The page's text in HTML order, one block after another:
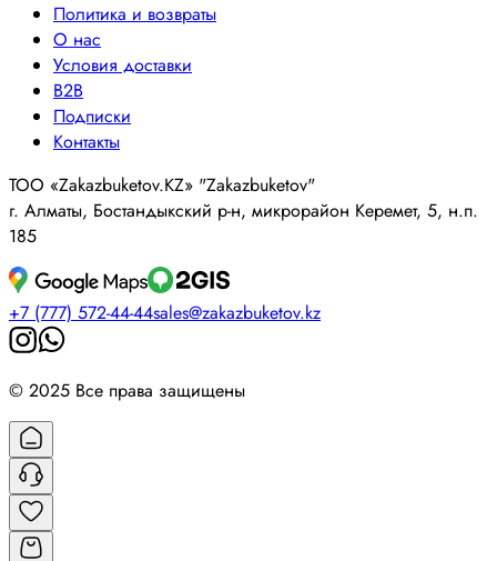
Политика и возвраты
О нас
Условия доставки
B2B
Подписки
Контакты
ТОО «Zakazbuketov.KZ» "Zakazbuketov"
г. Алматы, Бостандыкский р-н, микрорайон Керемет, 5, н.п.
185
+7 (777) 572-44-44sales@zakazbuketov.kz
© 2025 Все права защищены